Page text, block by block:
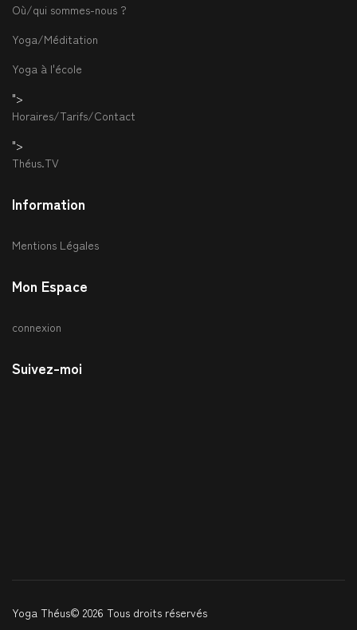
Où/qui sommes-nous ?
Yoga/Méditation
Yoga à l'école
">
Horaires/Tarifs/Contact
">
Théus.TV
Information
Mentions Légales
Mon Espace
connexion
Suivez-moi
Yoga Théus© 2026 Tous droits réservés